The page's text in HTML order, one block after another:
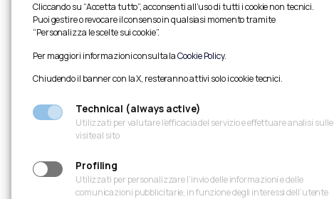
Cliccando su “Accetta tutto”, acconsenti all’uso di tutti i cookie non tecnici.
Puoi gestire o revocare il consenso in qualsiasi momento tramite
“Personalizza le scelte sui cookie”.
Per maggiori informazioni consulta laCookie Policy.
Chiudendo il banner con la X, resteranno attivi solo i cookie tecnici.
Technical (always active)
Utilizzati per valutare l’efficacia del servizio e effettuare analisi sulle
visite al sito
Profiling
Utilizzati per personalizzare l’invio delle informazioni e delle
comunicazioni pubblicitarie, in funzione degli interessi dell’utente